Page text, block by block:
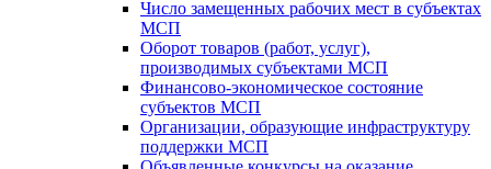
Число замещенных рабочих мест в субъектах
МСП
Оборот товаров (работ, услуг),
производимых субъектами МСП
Финансово-экономическое состояние
субъектов МСП
Организации, образующие инфраструктуру
поддержки МСП